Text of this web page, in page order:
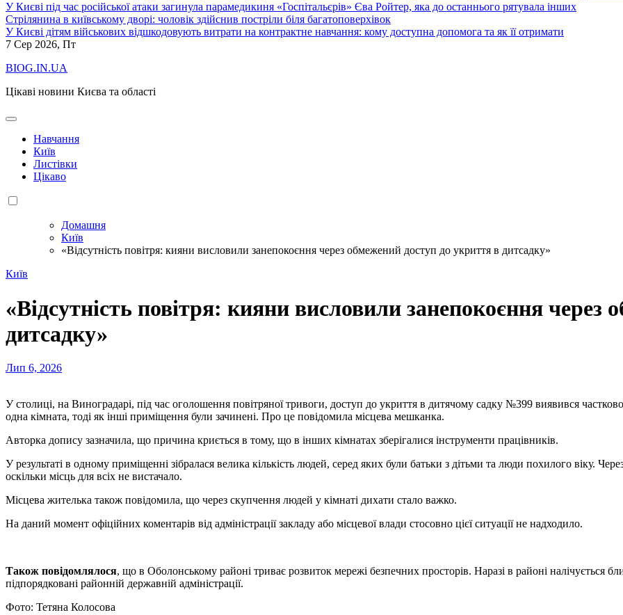
У Києві під час російської атаки загинула парамедикиня «Госпітальєрів» Єва Ройтер, яка до останнього рятувала інших
Стрілянина в київському дворі: чоловік здійснив постріли біля багатоповерхівок
У Києві дітям військових відшкодовують витрати на контрактне навчання: кому доступна допомога та як її отримати
7 Сер 2026, Пт
BIOG.IN.UA
Цікаві новини Києва та області
Навчання
Київ
Листівки
Цікаво
Домашня
Київ
«Відсутність повітря: кияни висловили занепокоєння через обмежений доступ до укриття в дитсадку»
Київ
«Відсутність повітря: кияни висловили занепокоєння через
дитсадку»
Лип 6, 2026
У столиці, на Виноградарі, під час оголошення повітряної тривоги, доступ до укриття в дитячому садку №399 виявився частково обмеженим. За словами очевидців, відкрита залишилася лише
одна кімната, тоді як інші приміщення були зачинені. Про це повідомила місцева мешканка.
Авторка допису зазначила, що причина криється в тому, що в інших кімнатах зберігалися інструменти працівників.
У результаті в одному приміщенні зібралася велика кількість людей, серед яких були батьки з дітьми та люди похилого віку.
оскільки місць для всіх не вистачало.
Місцева жителька також повідомила, що через скупчення людей у кімнаті дихати стало важко.
На даний момент офіційних коментарів від адміністрації закладу або місцевої влади стосовно цієї ситуації не надходило.
Також повідомлялося, що в Оболонському районі триває розвиток мережі безпечних просторів. Наразі в районі налічується
підпорядковані районній державній адміністрації.
Фото: Тетяна Колосова